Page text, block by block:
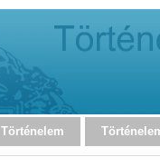
Történelem